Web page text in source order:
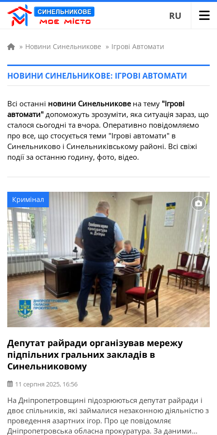
RU
» Новини Синельникове » Ігрові Автомати
НОВИНИ СИНЕЛЬНИКОВЕ: ІГРОВІ АВТОМАТИ
Всі останні новини Синельниковена тему "Ігрові
автомати" допоможуть зрозуміти, яка ситуація зараз, що
сталося сьогодні та вчора. Оперативно повідомляємо
про все, що стосується теми "Ігрові автомати" в
Синельниково і Синельниківському районі. Всі свіжі
події за останню годину, фото, відео.
Кримінал
Депутат райради організував мережу
підпільних гральних закладів в
Синельниковому
11 серпня 2025, 16:56
На Дніпропетровщині підозрюються депутат райради і
двоє спільників, які займалися незаконною діяльністю з
проведення азартних ігор. Про це повідомляє
Дніпропетровська обласна прокуратура. За даними